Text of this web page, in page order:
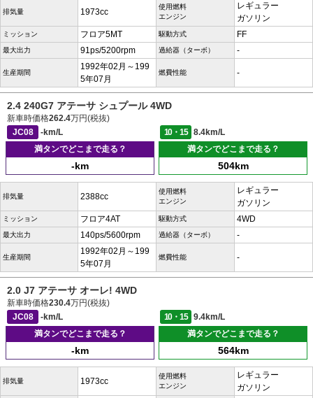
排気量 1973cc
使用燃料
エンジン
レギュラー
ガソリン
ミッション フロア5MT 駆動方式 FF
最大出力 91ps/5200rpm 過給器（ターボ） -
生産期間
1992年02月～199
5年07月
燃費性能 -
2.4 240G7 アテーサ シュプール 4WD
新車時価格262.4万円(税抜)
JC08
-km/L 10・15
8.4km/L
満タンでどこまで走る？
-km
満タンでどこまで走る？
504km
排気量 2388cc
使用燃料
エンジン
レギュラー
ガソリン
ミッション フロア4AT 駆動方式 4WD
最大出力 140ps/5600rpm 過給器（ターボ） -
生産期間
1992年02月～199
5年07月
燃費性能 -
2.0 J7 アテーサ オーレ! 4WD
新車時価格230.4万円(税抜)
JC08
-km/L 10・15
9.4km/L
満タンでどこまで走る？
-km
満タンでどこまで走る？
564km
排気量 1973cc
使用燃料
エンジン
レギュラー
ガソリン